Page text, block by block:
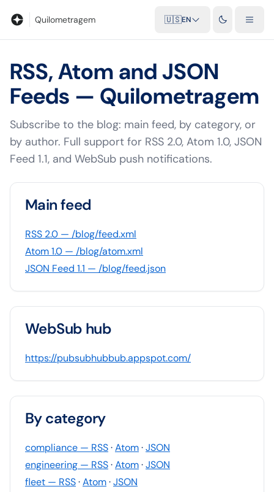
Quilometragem 🇺🇸EN
RSS, Atom and JSON
Feeds — Quilometragem
Subscribe to the blog: main feed, by category, or
by author. Full support for RSS 2.0, Atom 1.0, JSON
Feed 1.1, and WebSub push notifications.
Main feed
RSS 2.0 — /blog/feed.xml
Atom 1.0 — /blog/atom.xml
JSON Feed 1.1 — /blog/feed.json
WebSub hub
https://pubsubhubbub.appspot.com/
By category
compliance — RSS·Atom·JSON
engineering — RSS·Atom·JSON
fleet — RSS·Atom·JSON